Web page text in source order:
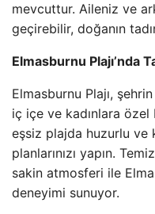
mevcuttur. Aileniz ve
geçirebilir, doğanın
Elmasburnu Plajı’nda
Elmasburnu Plajı,
iç içe ve kadınlara
eşsiz plajda huzurlu
planlarınızı yapın.
sakin atmosferi ile
deneyimi sunuyor.